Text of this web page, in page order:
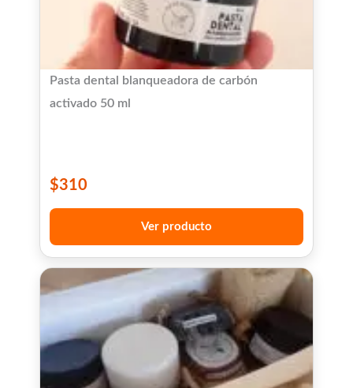
Pasta dental blanqueadora de carbón
activado 50 ml
$310
Ver producto